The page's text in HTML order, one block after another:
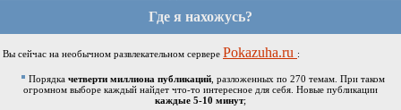
Где я нахожусь?
Вы сейчас на необычном развлекательном сервере Pokazuha.ru :
Порядка четверти миллиона публикаций, разложенных по 270 темам. При таком
огромном выборе каждый найдет что-то интересное для себя. Новые публикации
каждые 5-10 минут;